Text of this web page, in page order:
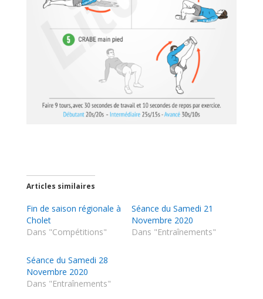
Articles similaires
Fin de saison régionale à
Cholet
Dans "Compétitions"
Séance du Samedi 21
Novembre 2020
Dans "Entraînements"
Séance du Samedi 28
Novembre 2020
Dans "Entraînements"